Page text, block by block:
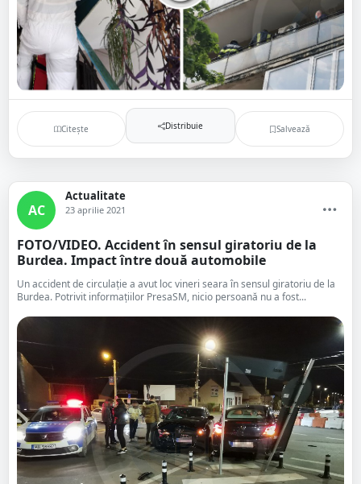
Citește Distribuie Salvează
AC
Actualitate
23 aprilie 2021
FOTO/VIDEO. Accident în sensul giratoriu de la
Burdea. Impact între două automobile
Un accident de circulație a avut loc vineri seara în sensul giratoriu de la
Burdea. Potrivit informațiilor PresaSM, nicio persoană nu a fost...